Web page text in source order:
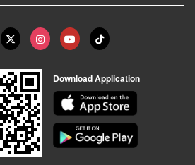
Download Application